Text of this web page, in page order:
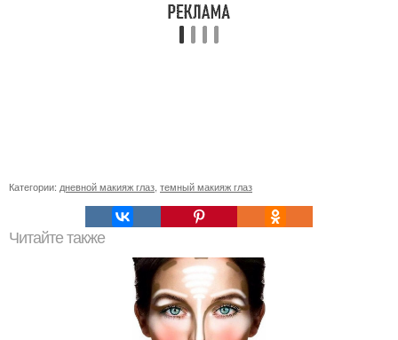
Категории: дневной макияж глаз темный макияж глаз
Читайте также